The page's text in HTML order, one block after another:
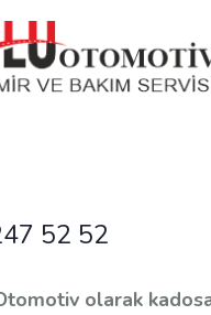
52 52
olarak